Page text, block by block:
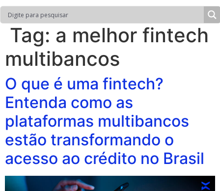
Tag: a melhor fintech
multibancos
O que é uma fintech?
Entenda como as
plataformas multibancos
estão transformando o
acesso ao crédito no Brasil